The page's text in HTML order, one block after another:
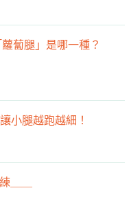
蔔腿」是哪一種？
小腿越跑越細！
＿＿